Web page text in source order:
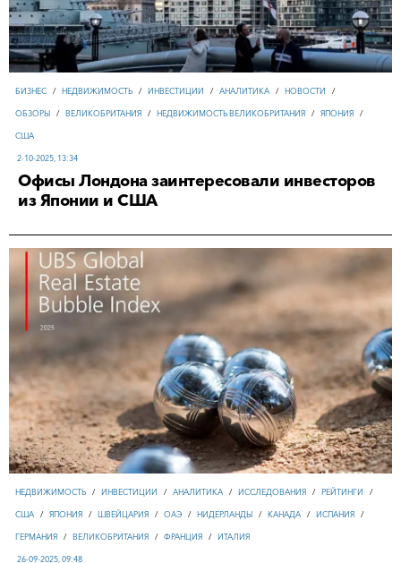
БИЗНЕС / НЕДВИЖИМОСТЬ / ИНВЕСТИЦИИ / АНАЛИТИКА / НОВОСТИ /
ОБЗОРЫ / ВЕЛИКОБРИТАНИЯ / НЕДВИЖИМОСТЬ ВЕЛИКОБРИТАНИЯ / ЯПОНИЯ /
США
2-10-2025, 13:34
Офисы Лондона заинтересовали инвесторов
из Японии и США
НЕДВИЖИМОСТЬ / ИНВЕСТИЦИИ / АНАЛИТИКА / ИССЛЕДОВАНИЯ / РЕЙТИНГИ /
США / ЯПОНИЯ / ШВЕЙЦАРИЯ / ОАЭ / НИДЕРЛАНДЫ / КАНАДА / ИСПАНИЯ /
ГЕРМАНИЯ / ВЕЛИКОБРИТАНИЯ / ФРАНЦИЯ / ИТАЛИЯ
26-09-2025, 09:48